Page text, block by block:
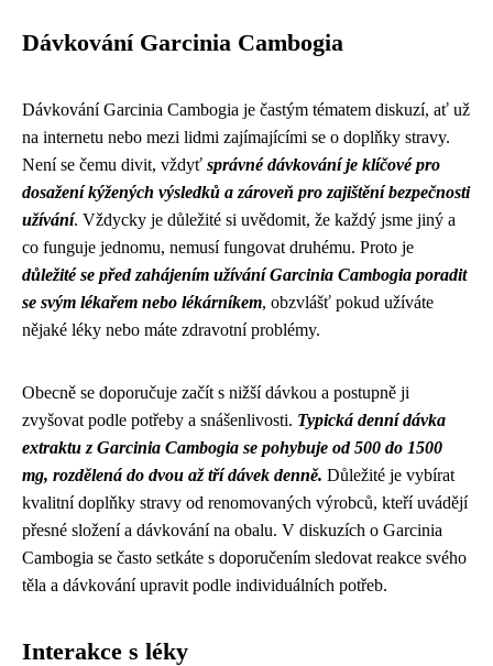
Dávkování Garcinia Cambogia
Dávkování Garcinia Cambogia je častým tématem diskuzí, ať už
na internetu nebo mezi lidmi zajímajícími se o doplňky stravy.
Není se čemu divit, vždyť správné dávkování je klíčové pro
dosažení kýžených výsledků a zároveň pro zajištění bezpečnosti
užívání. Vždycky je důležité si uvědomit, že každý jsme jiný a
co funguje jednomu, nemusí fungovat druhému. Proto je
důležité se před zahájením užívání Garcinia Cambogia poradit
se svým lékařem nebo lékárníkem, obzvlášť pokud užíváte
nějaké léky nebo máte zdravotní problémy.
Obecně se doporučuje začít s nižší dávkou a postupně ji
zvyšovat podle potřeby a snášenlivosti. Typická denní dávka
extraktu z Garcinia Cambogia se pohybuje od 500 do 1500
mg, rozdělená do dvou až tří dávek denně. Důležité je vybírat
kvalitní doplňky stravy od renomovaných výrobců, kteří uvádějí
přesné složení a dávkování na obalu. V diskuzích o Garcinia
Cambogia se často setkáte s doporučením sledovat reakce svého
těla a dávkování upravit podle individuálních potřeb.
Interakce s léky